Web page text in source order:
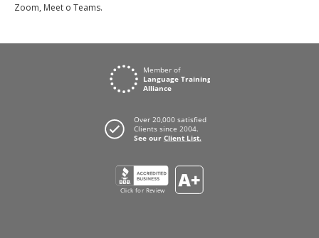
Zoom, Meet o Teams.